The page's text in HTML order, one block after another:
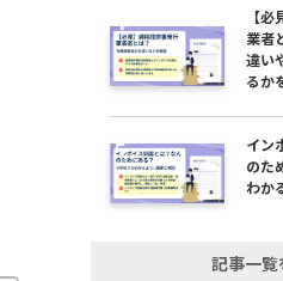
【
業者
違い
るか
イン
のた
わか
記事一覧